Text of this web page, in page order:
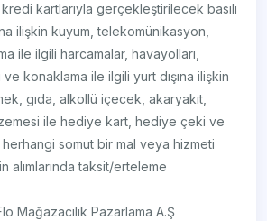
kartlarıyla gerçekleştirilecek basılı
ilişkin kuyum, telekomünikasyon,
ile ilgili harcamalar, havayolları,
konaklama ile ilgili yurt dışına ilişkin
gıda, alkollü içecek, akaryakıt,
ile hediye kart, hediye çeki ve
somut bir mal veya hizmeti
alımlarında taksit/erteleme
Mağazacılık Pazarlama A.Ş